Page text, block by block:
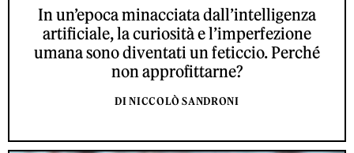
In un’epoca minacciata dall’intelligenza
artificiale, la curiosità e l’imperfezione
umana sono diventati un feticcio. Perché
non approfittarne?
DI NICCOLÒ SANDRONI